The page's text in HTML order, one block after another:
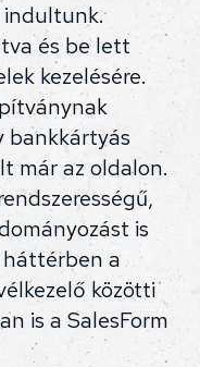
indultunk.
és be lett
kezelésére.
bankkártyás
már az oldalon.
is
a
közötti
is a SalesForm